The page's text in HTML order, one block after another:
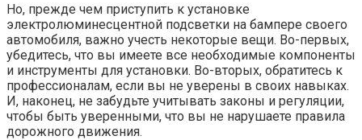
Но, прежде чем приступить к установке
электролюминесцентной подсветки на бампере своего
автомобиля, важно учесть некоторые вещи. Во-первых,
убедитесь, что вы имеете все необходимые компоненты
и инструменты для установки. Во-вторых, обратитесь к
профессионалам, если вы не уверены в своих навыках.
И, наконец, не забудьте учитывать законы и регуляции,
чтобы быть уверенными, что вы не нарушаете правила
дорожного движения.